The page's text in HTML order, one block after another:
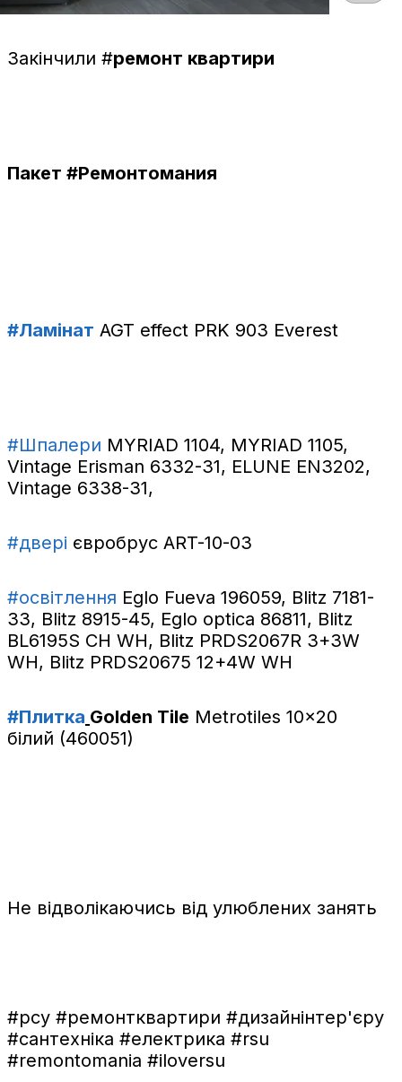
Закінчили #ремонт квартири
Пакет #Ремонтомания
#Ламінат AGT effect PRK 903 Everest
#Шпалери MYRIAD 1104, MYRIAD 1105,
Vintage Erisman 6332-31, ELUNE EN3202,
Vintage 6338-31,
#двері євробрус ART-10-03
#освітлення Eglo Fueva 196059, Blitz 7181-
33, Blitz 8915-45, Eglo optica 86811, Blitz
BL6195S CH WH, Blitz PRDS2067R 3+3W
WH, Blitz PRDS20675 12+4W WH
#Плитка Golden Tile Metrotiles 10x20
білий (460051)
Не відволікаючись від улюблених занять
#рсу #ремонтквартири #дизайнінтер'єру
#сантехніка #електрика #rsu
#remontomania #iloversu